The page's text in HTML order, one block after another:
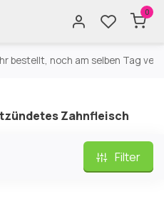
0
bestellt, noch am selben Tag
Zahnfleisch
Filter